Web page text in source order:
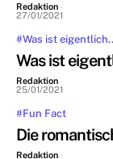
Redaktion -
27/01/2021
#Was ist
Was ist
Redaktion -
25/01/2021
#Fun Fact
Die
Redaktion -